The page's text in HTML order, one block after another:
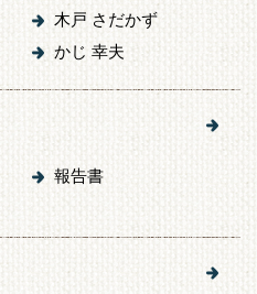
木戸 さだかず
かじ 幸夫
報告書